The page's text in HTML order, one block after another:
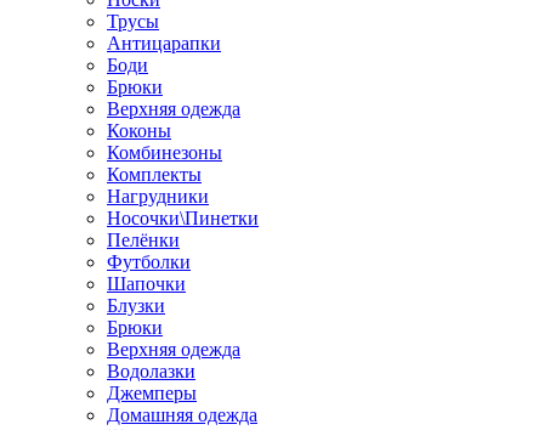
Трусы
Антицарапки
Боди
Брюки
Верхняя одежда
Коконы
Комбинезоны
Комплекты
Нагрудники
Носочки\Пинетки
Пелёнки
Футболки
Шапочки
Блузки
Брюки
Верхняя одежда
Водолазки
Джемперы
Домашняя одежда